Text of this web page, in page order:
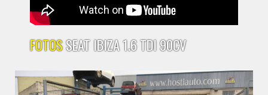
FOTOSSEAT IBIZA 1.6 TDI 90CV